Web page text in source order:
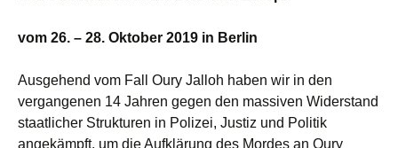
vom 26. – 28. Oktober 2019 in Berlin
Ausgehend vom Fall Oury Jalloh haben wir in den
vergangenen 14 Jahren gegen den massiven Widerstand
staatlicher Strukturen in Polizei, Justiz und Politik
angekämpft, um die Aufklärung des Mordes an Oury